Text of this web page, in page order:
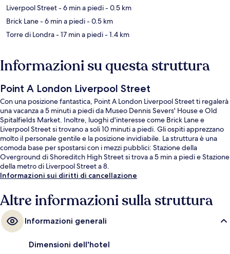
Liverpool Street- 6 min a piedi- 0.5 km
Brick Lane- 6 min a piedi- 0.5 km
Torre di Londra- 17 min a piedi- 1.4 km
Informazioni su questa struttura
Point A London Liverpool Street
Con una posizione fantastica, Point A London Liverpool Street ti regalerà
una vacanza a 5 minuti a piedi da Museo Dennis Severs' House e Old
Spitalfields Market. Inoltre, luoghi d'interesse come Brick Lane e
Liverpool Street si trovano a soli 10 minuti a piedi. Gli ospiti apprezzano
molto il personale gentile e la posizione invidiabile. La struttura è una
comoda base per spostarsi con i mezzi pubblici: Stazione della
Overground di Shoreditch High Street si trova a 5 min a piedi e Stazione
della metro di Liverpool Street a 8.
Informazioni sui diritti di cancellazione
Altre informazioni sulla struttura
Informazioni generali
Dimensioni dell'hotel